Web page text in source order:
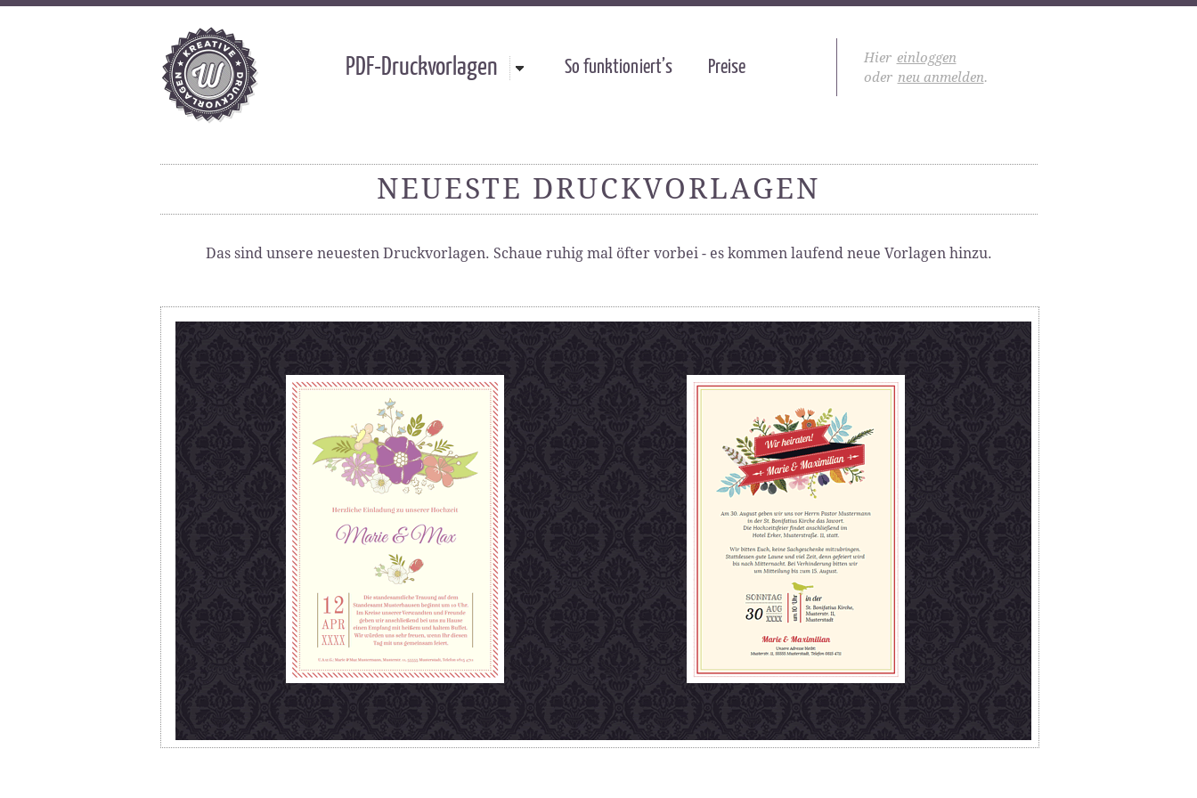
Hier einloggen
oder neu anmelden.
PDF-Druckvorlagen So funktioniert’s Preise
NEUESTE DRUCKVORLAGEN
Das sind unsere neuesten Druckvorlagen. Schaue ruhig mal öfter vorbei - es kommen laufend neue Vorlagen hinzu.